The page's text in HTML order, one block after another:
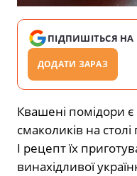
ПІДПИШІТЬСЯ НА
ДОДАТИ ЗАРАЗ
Квашені помідори
смаколиків на столі
І рецепт їх
винахідливої